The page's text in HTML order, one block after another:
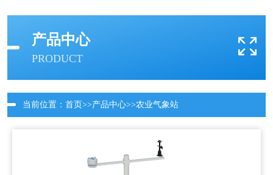
产品中心
PRODUCT
当前位置： 首页>>产品中心>>农业气象站